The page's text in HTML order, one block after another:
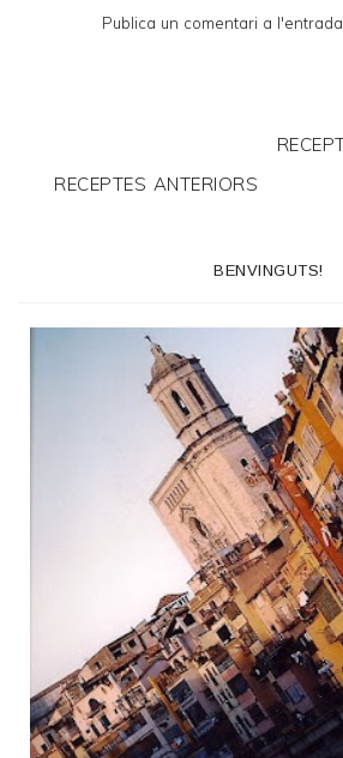
Publica un comentari a l'entrada
RECEPTES ANTERIORS
BENVINGUTS!